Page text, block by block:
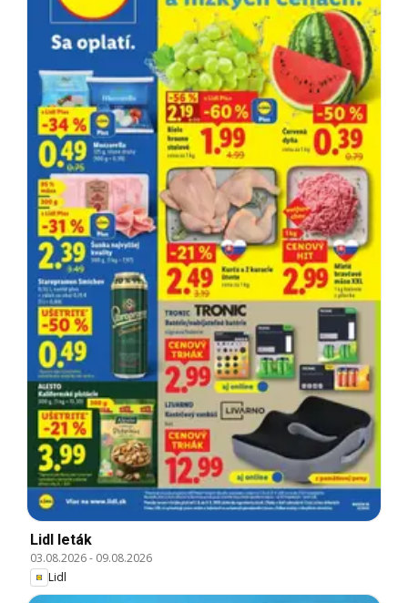
Lidl leták
03.08.2026- 09.08.2026
Lidl